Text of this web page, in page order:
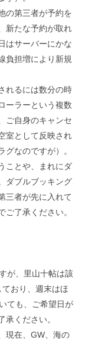
の第三者が予約を
新たな予約が取れ
はサーバーにかな
負担増により新規
れるには数分の時
ーラーという複数
ご自身のキャンセ
室として反映され
グなのですが）。
ことや、まれにダ
ダブルブッキング
三者が先に入れて
ご了承ください。
が、里山十帖は該
おり、週末はほ
ても、ご希望日が
承ください。
現在、GW、海の